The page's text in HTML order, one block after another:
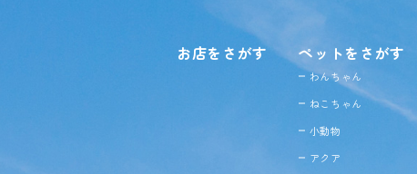
お店をさがす ペットをさがす
わんちゃん
ねこちゃん
小動物
アクア